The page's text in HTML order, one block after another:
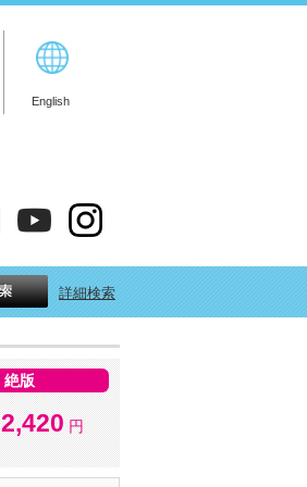
English
詳細検索
絶版
2,420 円